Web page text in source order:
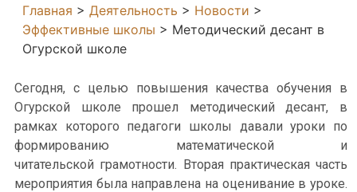
Главная > Деятельность > Новости >
Эффективные школы > Методический десант в
Огурской школе
Сегодня, с целью повышения качества обучения в
Огурской школе прошел методический десант, в
рамках которого педагоги школы давали уроки по
формированию математической и
читательской грамотности. Вторая практическая часть
мероприятия была направлена на оценивание в уроке.